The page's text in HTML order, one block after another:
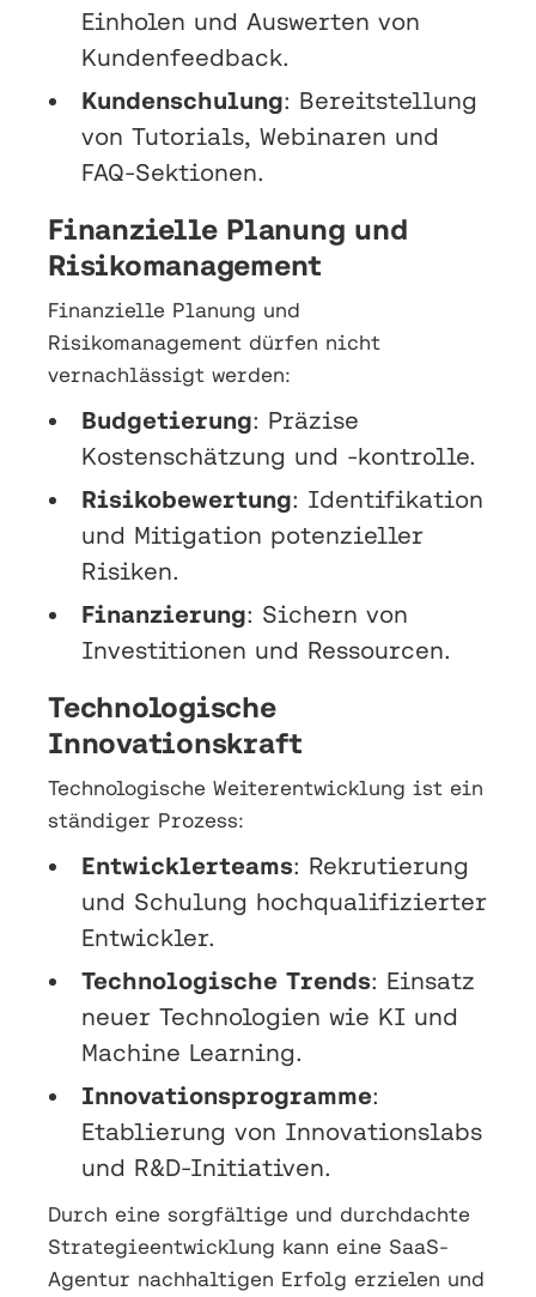
Einholen und Auswerten von
Kundenfeedback.
Kundenschulung: Bereitstellung
von Tutorials, Webinaren und
FAQ-Sektionen.
Finanzielle Planung und
Risikomanagement
Finanzielle Planung und
Risikomanagement dürfen nicht
vernachlässigt werden:
Budgetierung: Präzise
Kostenschätzung und -kontrolle.
Risikobewertung: Identifikation
und Mitigation potenzieller
Risiken.
Finanzierung: Sichern von
Investitionen und Ressourcen.
Technologische
Innovationskraft
Technologische Weiterentwicklung ist ein
ständiger Prozess:
Entwicklerteams: Rekrutierung
und Schulung hochqualifizierter
Entwickler.
Technologische Trends: Einsatz
neuer Technologien wie KI und
Machine Learning.
Innovationsprogramme:
Etablierung von Innovationslabs
und R&D-Initiativen.
Durch eine sorgfältige und durchdachte
Strategieentwicklung kann eine SaaS-
Agentur nachhaltigen Erfolg erzielen und